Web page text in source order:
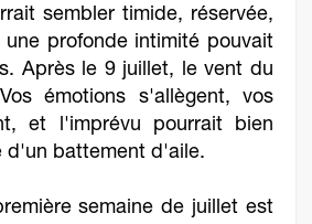
sembler timide, réservée,
une profonde intimité pouvait
Après le 9 juillet, le vent du
émotions s'allègent, vos
et l'imprévu pourrait bien
d'un battement d'aile.
semaine de juillet est